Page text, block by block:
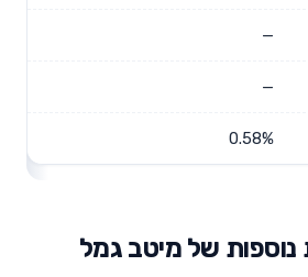
—
—
0.58%
נוספות של מיטב גמל